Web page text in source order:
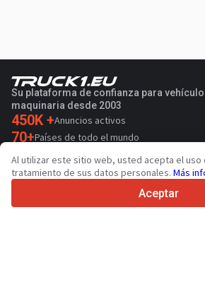
Su plataforma de confianza para
maquinaria desde 2003
450K +Anuncios activos
70+Países de todo el mundo
36Idiomas admitidos
4.7/5
Al utilizar este sitio web, usted acepta el uso
tratamiento de sus datos personales. Más
Aceptar